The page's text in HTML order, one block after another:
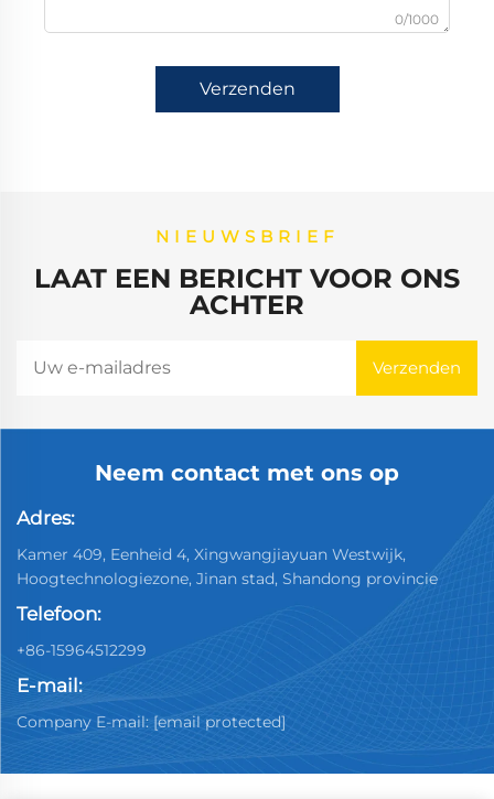
0/1000
Verzenden
NIEUWSBRIEF
LAAT EEN BERICHT VOOR ONS
ACHTER
Neem contact met ons op
Adres:
Kamer 409, Eenheid 4, Xingwangjiayuan Westwijk,
Hoogtechnologiezone, Jinan stad, Shandong provincie
Telefoon:
+86-15964512299
E-mail:
Company E-mail: [email protected]